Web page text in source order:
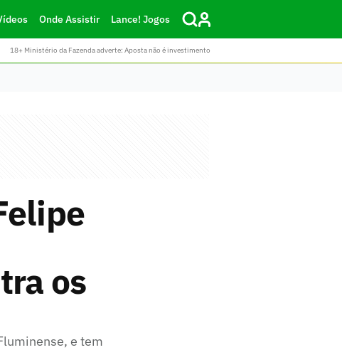
Onde Assistir Lance! Jogos
18+ Ministério da Fazenda adverte: Aposta não é investimento
os
e tem